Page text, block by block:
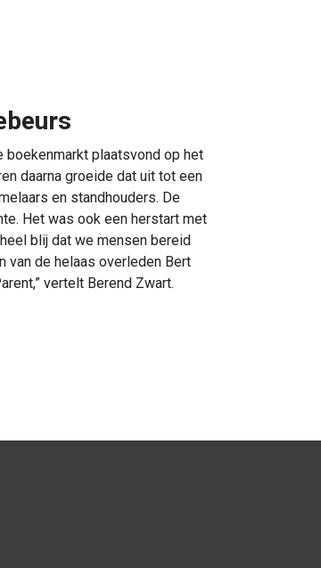
plaatsvond op het
daarna groeide dat uit tot een
en standhouders. De
Het was ook een herstart met
blij dat we mensen bereid
van de helaas overleden Bert
vertelt Berend Zwart.